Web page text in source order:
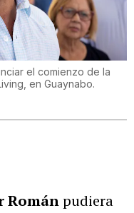
el comienzo de la
en Guaynabo.
Románpudiera